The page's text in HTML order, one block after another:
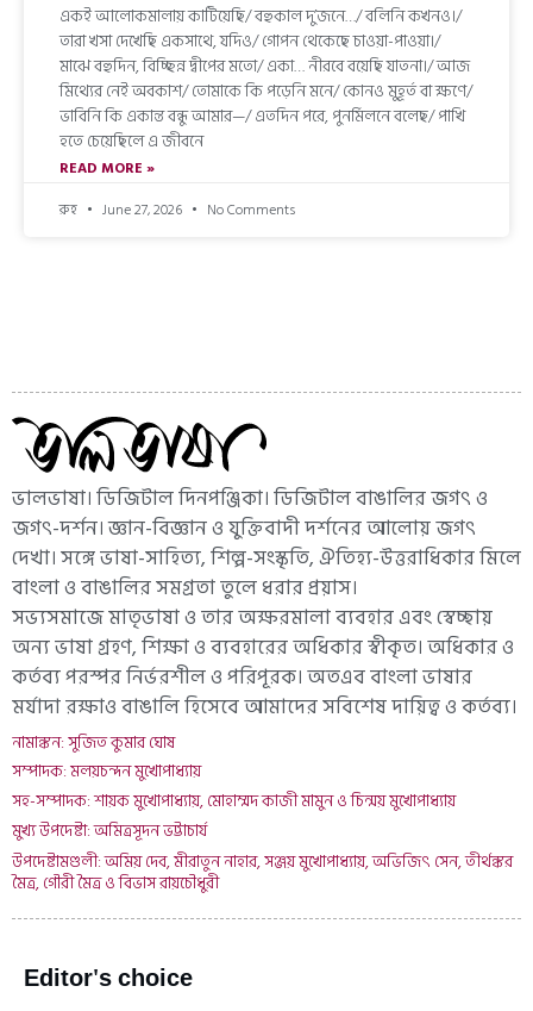
একই আলোকমালায় কাটিয়েছি/ বহুকাল দু’জনে…/ বলিনি কখনও।/
তারা খসা দেখেছি একসাথে, যদিও/ গোপন থেকেছে চাওয়া-পাওয়া।/
মাঝে বহুদিন, বিচ্ছিন্ন দ্বীপের মতো/ একা… নীরবে বয়েছি যাতনা।/ আজ
মিথ্যের নেই অবকাশ/ তোমাকে কি পড়েনি মনে/ কোনও মুহূর্ত বা ক্ষণে/
ভাবিনি কি একান্ত বন্ধু আমার—/ এতদিন পরে, পুনর্মিলনে বলেছ/ পাখি
হতে চেয়েছিলে এ জীবনে
READ MORE »
রুহ
June 27, 2026 No Comments
ভালভাষা। ডিজিটাল দিনপঞ্জিকা। ডিজিটাল বাঙালির জগৎ ও
জগৎ-দর্শন। জ্ঞান-বিজ্ঞান ও যুক্তিবাদী দর্শনের আলোয় জগৎ
দেখা। সঙ্গে ভাষা-সাহিত্য, শিল্প-সংস্কৃতি, ঐতিহ্য-উত্তরাধিকার মিলে
বাংলা ও বাঙালির সমগ্রতা তুলে ধরার প্রয়াস।
সভ্যসমাজে মাতৃভাষা ও তার অক্ষরমালা ব্যবহার এবং স্বেচ্ছায়
অন্য ভাষা গ্রহণ, শিক্ষা ও ব্যবহারের অধিকার স্বীকৃত। অধিকার ও
কর্তব্য পরস্পর নির্ভরশীল ও পরিপূরক। অতএব বাংলা ভাষার
মর্যাদা রক্ষাও বাঙালি হিসেবে আমাদের সবিশেষ দায়িত্ব ও কর্তব্য।
নামাঙ্কন: সুজিত কুমার ঘোষ
সম্পাদক: মলয়চন্দন মুখোপাধ্যায়
সহ-সম্পাদক: শায়ক মুখোপাধ্যায়, মোহাম্মদ কাজী মামুন ও চিন্ময় মুখোপাধ্যায়
মুখ্য উপদেষ্টা: অমিত্রসূদন ভট্টাচার্য
উপদেষ্টামণ্ডলী: অমিয় দেব, মীরাতুন নাহার, সঞ্জয় মুখোপাধ্যায়, অভিজিৎ সেন, তীর্থঙ্কর
মৈত্র, গৌরী মৈত্র ও বিভাস রায়চৌধুরী
Editor's choice